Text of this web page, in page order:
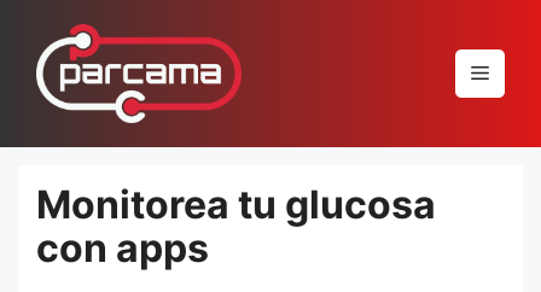
conteúdo
Menu
Monitorea tu glucosa
con apps